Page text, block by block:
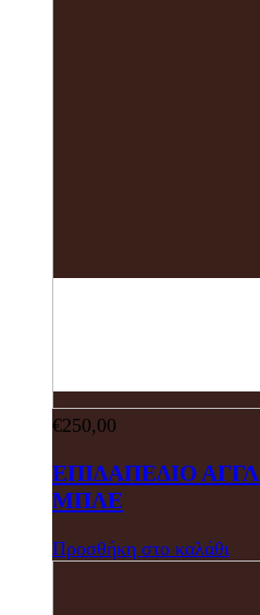
€250,00
ΕΠΙΔΑΠΕΔΙΟ
ΜΠΛΕ
Προσθήκη στο καλάθι